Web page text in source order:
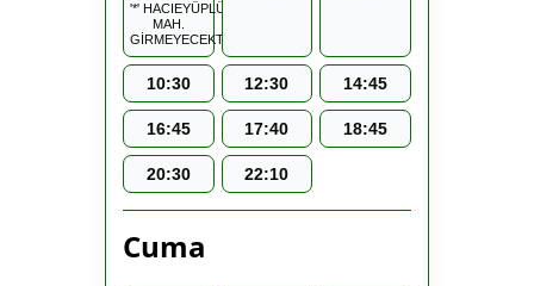
'*' HACIEYÜPLÜ
MAH.
GİRMEYECEKTİR.
10:30 12:30 14:45
16:45 17:40 18:45
20:30 22:10
Cuma